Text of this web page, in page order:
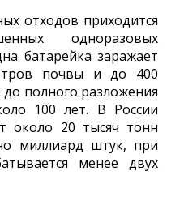
отходов приходится
одноразовых
батарейка заражает
почвы и до 400
полного разложения
100 лет. В России
около 20 тысяч тонн
миллиард штук, при
менее двух